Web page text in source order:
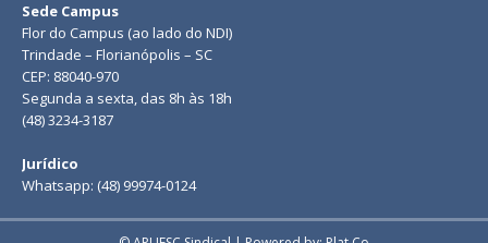
Sede Campus
Flor do Campus (ao lado do NDI)
Trindade – Florianópolis – SC
CEP: 88040-970
Segunda a sexta, das 8h às 18h
(48) 3234-3187
Jurídico
Whatsapp: (48) 99974-0124